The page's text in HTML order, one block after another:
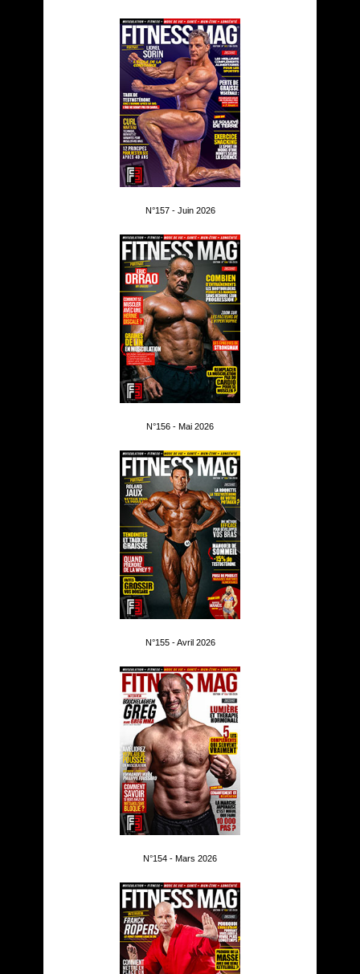
N°157 - Juin 2026
N°156 - Mai 2026
N°155 - Avril 2026
N°154 - Mars 2026